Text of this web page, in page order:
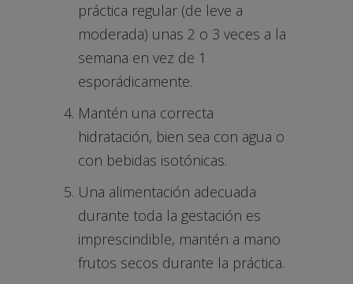
práctica regular (de leve a
moderada) unas 2 o 3 veces a la
semana en vez de 1
esporádicamente.
Mantén una correcta
hidratación, bien sea con agua o
con bebidas isotónicas.
Una alimentación adecuada
durante toda la gestación es
imprescindible, mantén a mano
frutos secos durante la práctica.